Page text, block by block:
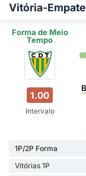
Vitória-
Forma de Meio
Tempo
1.00
Intervalo
1P/2P Forma
Vitórias 1P